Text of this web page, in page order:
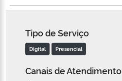
Tipo de Serviço
Digital Presencial
Canais de Atendimento